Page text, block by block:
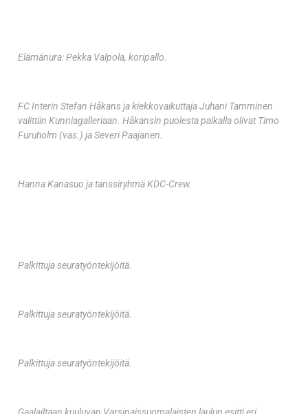
Elämänura: Pekka Valpola, koripallo.
FC Interin Stefan Håkans ja kiekkovaikuttaja Juhani Tamminen
valittiin Kunniagalleriaan. Håkansin puolesta paikalla olivat Timo
Furuholm (vas.) ja Severi Paajanen.
Hanna Kanasuo ja tanssiryhmä KDC-Crew.
Palkittuja seuratyöntekijöitä.
Palkittuja seuratyöntekijöitä.
Palkittuja seuratyöntekijöitä.
Gaalailtaan kuuluvan Varsinaissuomalaisten laulun esitti eri